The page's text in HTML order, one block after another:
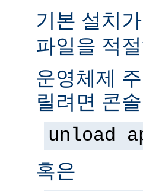
기본 설치
파일을 적
운영체제
릴려면 콘
unload
혹은